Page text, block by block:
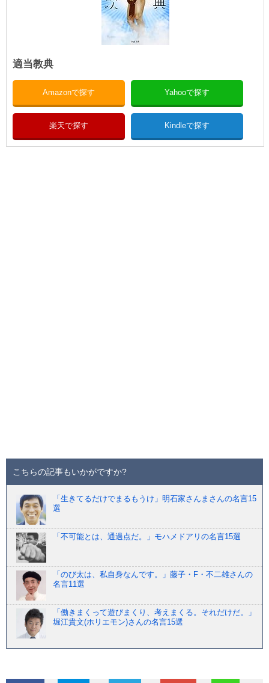
適当教典
Amazonで探す Yahooで探す
楽天で探す Kindleで探す
こちらの記事もいかがですか?
「生きてるだけでまるもうけ」明石家さんまさんの名言15
選
「不可能とは、通過点だ。」モハメドアリの名言15選
「のび太は、私自身なんです。」藤子・F・不二雄さんの
名言11選
「働きまくって遊びまくり、考えまくる。それだけだ。」
堀江貴文(ホリエモン)さんの名言15選